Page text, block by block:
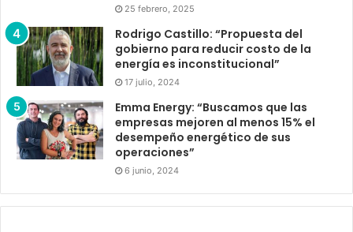
25 febrero, 2025
Rodrigo Castillo: “Propuesta del
gobierno para reducir costo de la
energía es inconstitucional”
17 julio, 2024
Emma Energy: “Buscamos que las
empresas mejoren al menos 15% el
desempeño energético de sus
operaciones”
6 junio, 2024